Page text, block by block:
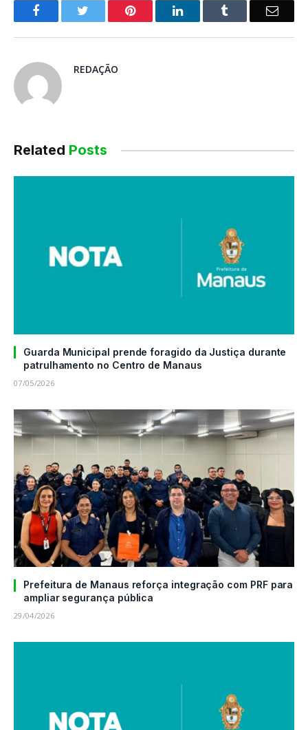
o
Pinterest LinkedIn
E-
REDAÇÃO
Related Posts
Guarda Municipal prende foragido da Justiça durante
patrulhamento no Centro de Manaus
07/05/2026
Prefeitura de Manaus reforça integração com PRF para
ampliar segurança pública
29/04/2026